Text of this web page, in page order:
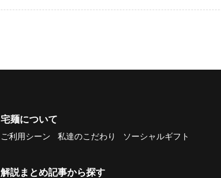
宅麺について
ご利用シーン 私達のこだわり ソーシャルギフト
解説まとめ記事から探す